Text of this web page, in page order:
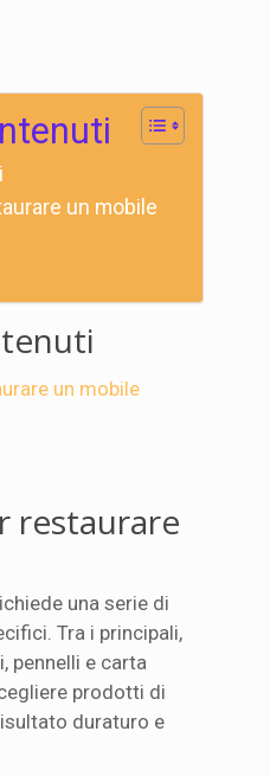
un mobile
un mobile
restaurare
una serie di
Tra i principali,
pennelli e carta
prodotti di
duraturo e